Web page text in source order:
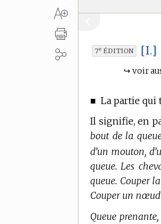
7e ÉDITION [I.]
↪ voir
■ La partie qui
Il signifie, en
bout de la
d’un mouton,
queue. Les
queue. Couper
Couper un
Queue prenante,